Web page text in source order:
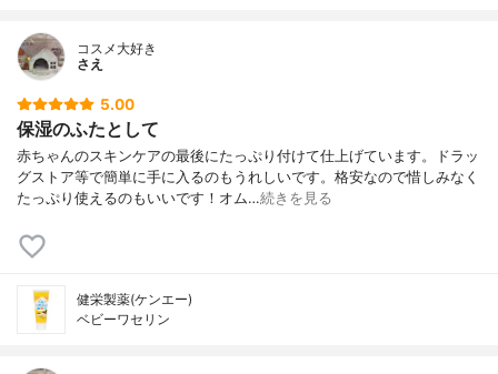
コスメ大好き
さえ
5.00
保湿のふたとして
赤ちゃんのスキンケアの最後にたっぷり付けて仕上げています。ドラッ
グストア等で簡単に手に入るのもうれしいです。格安なので惜しみなく
たっぷり使えるのもいいです！オム…続きを見る
健栄製薬(ケンエー)
ベビーワセリン